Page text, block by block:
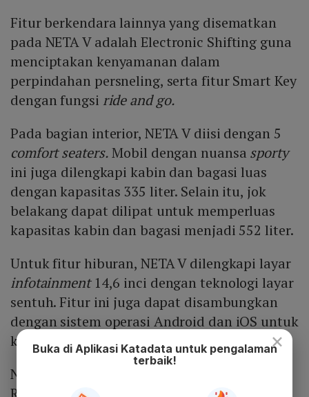
Fitur berkendara lainnya yang disematkan
pada NETA V adalah Electronic Shifting guna
menciptakan kenyamanan dalam
perpindahan persneling, serta fitur Smart Key
dengan fungsi ride and go.
Pada bagian interior, NETA V diisi dengan 5
comfort seaters.Mobil dengan nuansa sporty
ini juga dilengkapi kabin dan bagasi luas
dengan kapasitas 335 liter. Selain itu, jok
belakang dapat dilipat untuk memperluas
kapasitas kabin dan bagasi menjadi 552 liter.
Untuk fitur hiburan, NETA V dilengkapi layar
infotainment14,6 inci dengan teknologi layar
sentuh. Fitur ini juga dapat disambungkan
dengan sistem operasi Android dan iOS untuk
kepentingan komunikasi dan navigasi.
NETA V dibanderol dengan harga mulai
×
Buka di Aplikasi Katadata untuk pengalaman
terbaik!